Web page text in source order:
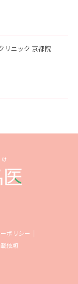
リニック 京都院
ポリシー
依頼